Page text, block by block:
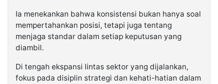
Ia menekankan bahwa konsistensi bukan hanya soal
mempertahankan posisi, tetapi juga tentang
menjaga standar dalam setiap keputusan yang
diambil.
Di tengah ekspansi lintas sektor yang dijalankan,
fokus pada disiplin strategi dan kehati-hatian dalam